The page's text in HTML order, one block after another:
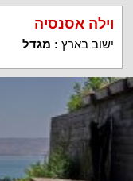
וילה אסנסיה
ישוב בארץ : מגדל